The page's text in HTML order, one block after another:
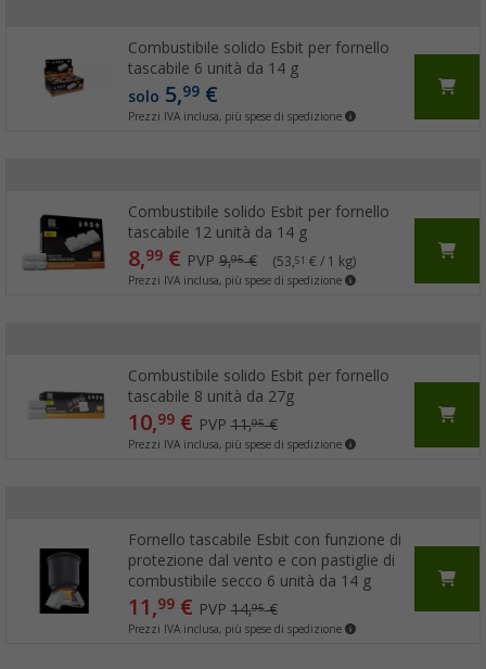
Combustibile solido Esbit per fornello
tascabile 6 unità da 14 g
solo 5,99€
Prezzi IVA inclusa, più spese di spedizione
Combustibile solido Esbit per fornello
tascabile 12 unità da 14 g
8,99€ PVP9,95€ (53, 51 € / 1 kg)
Prezzi IVA inclusa, più spese di spedizione
Combustibile solido Esbit per fornello
tascabile 8 unità da 27g
10,99€ PVP11,95€
Prezzi IVA inclusa, più spese di spedizione
Fornello tascabile Esbit con funzione di
protezione dal vento e con pastiglie di
combustibile secco 6 unità da 14 g
11,99€ PVP14,95€
Prezzi IVA inclusa, più spese di spedizione